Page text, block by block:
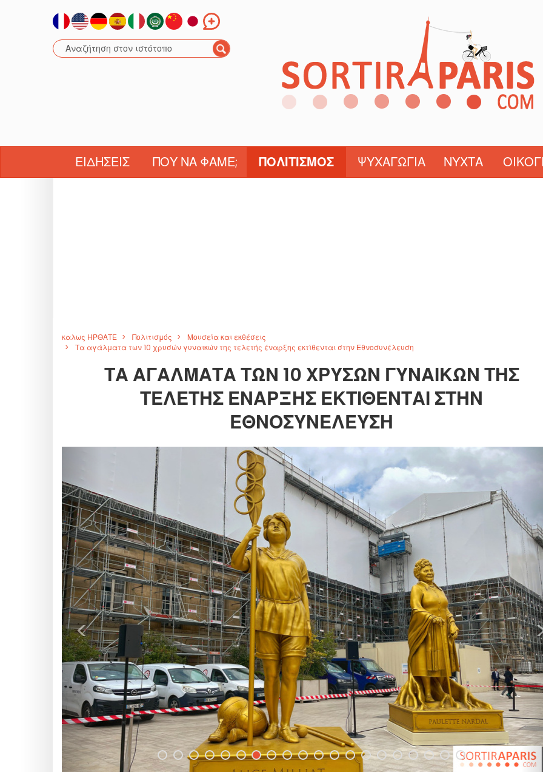
ΕΙΔΉΣΕΙΣ ΠΟΎ ΝΑ ΦΆΜΕ; ΠΟΛΙΤΙΣΜΌΣ ΨΥΧΑΓΩΓΊΑ ΝΎΧΤΑ
καλως ΗΡΘΑΤΕ Πολιτισμός
Μουσεία και εκθέσεις
Τα αγάλματα των 10 χρυσών γυναικών της τελετής έναρξης εκτίθενται στην Εθνοσυνέλευση
ΤΑ ΑΓΆΛΜΑΤΑ ΤΩΝ 10 ΧΡΥΣΏΝ ΓΥΝΑΙΚΏΝ ΤΗΣ
ΤΕΛΕΤΉΣ ΈΝΑΡΞΗΣ ΕΚΤΊΘΕΝΤΑΙ ΣΤΗΝ
ΕΘΝΟΣΥΝΈΛΕΥΣΗ
<